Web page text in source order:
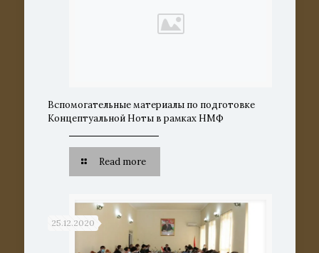
Вспомогательные материалы по подготовке
Концептуальной Ноты в рамках НМФ
Read more
25.12.2020